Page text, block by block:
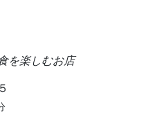
を楽しむお店